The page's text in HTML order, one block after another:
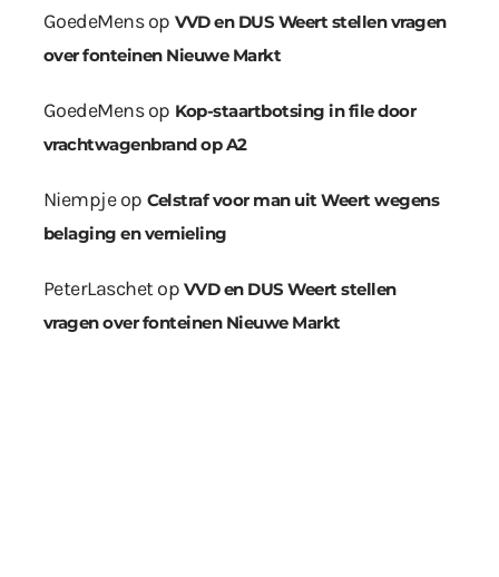
GoedeMensop VVD en DUS Weert stellen vragen
over fonteinen Nieuwe Markt
GoedeMensop Kop-staartbotsing in file door
vrachtwagenbrand op A2
Niempjeop Celstraf voor man uit Weert wegens
belaging en vernieling
PeterLaschetop VVD en DUS Weert stellen
vragen over fonteinen Nieuwe Markt